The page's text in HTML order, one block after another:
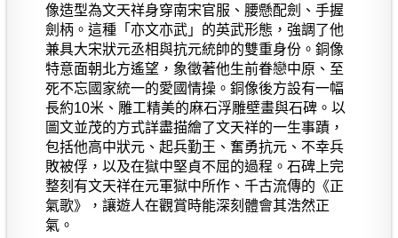
像造型為文天祥身穿南宋官服、腰懸配劍、手握
劍柄。這種「亦文亦武」的英武形態，強調了他
兼具大宋狀元丞相與抗元統帥的雙重身份。銅像
特意面朝北方遙望，象徵著他生前眷戀中原、至
死不忘國家統一的愛國情操。銅像後方設有一幅
長約10米、雕工精美的麻石浮雕壁畫與石碑。以
圖文並茂的方式詳盡描繪了文天祥的一生事蹟，
包括他高中狀元、起兵勤王、奮勇抗元、不幸兵
敗被俘，以及在獄中堅貞不屈的過程。石碑上完
整刻有文天祥在元軍獄中所作、千古流傳的《正
氣歌》，讓遊人在觀賞時能深刻體會其浩然正
氣。